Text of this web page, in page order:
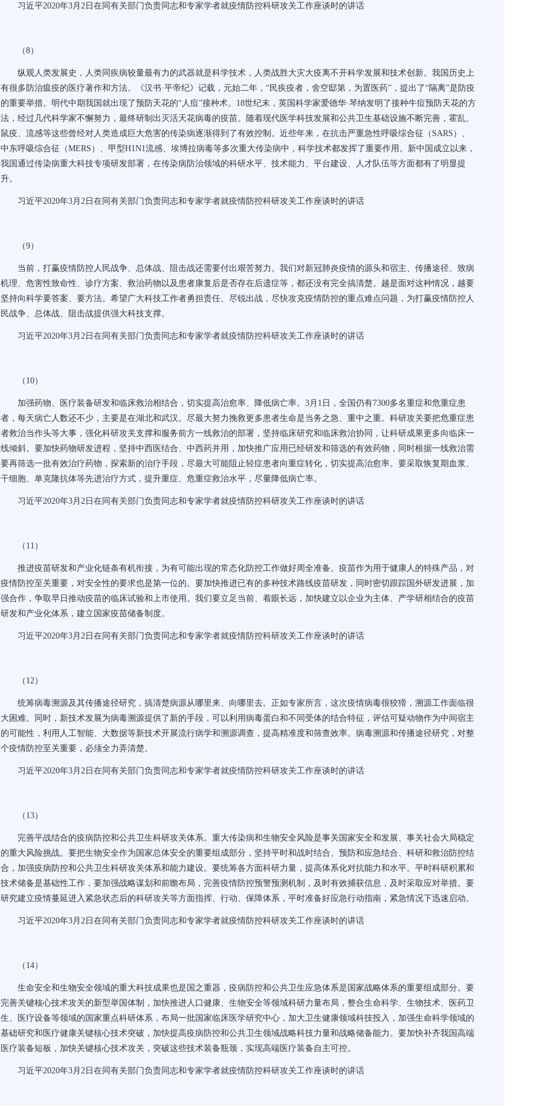
习近平2020年3月2 日在同有关部门负责同志和专家学者就疫情防控科研攻关工作座谈时的讲话
（8）
纵观人类发展史，人类同疾病较量最有力的武器就是科学技术，人类战胜大灾大疫离不开科学发展和技术创新。我国历史上
有很多防治瘟疫的医疗著作和方法。《汉书·平帝纪》记载，元始二年，“民疾疫者，舍空邸第，为置医药” ，提出了“隔离”是防疫
的重要举措。明代中期我国就出现了预防天花的“人痘”接种术。 18世纪末，英国科学家爱德华·琴纳发明了接种牛痘预防天花的方
法，经过几代科学家不懈努力，最终研制出灭活天花病毒的疫苗。随着现代医学科技发展和公共卫生基础设施不断完善，霍乱、
鼠疫、流感等这些曾经对人类造成巨大危害的传染病逐渐得到了有效控制。近些年来，在抗击严重急性呼吸综合征（ SARS ）、
中东呼吸综合征（MERS ）、甲型H1N1流感、埃博拉病毒等多次重大传染病中，科学技术都发挥了重要作用。新中国成立以来，
我国通过传染病重大科技专项研发部署，在传染病防治领域的科研水平、技术能力、平台建设、人才队伍等方面都有了明显提
升。
习近平2020年3月2 日在同有关部门负责同志和专家学者就疫情防控科研攻关工作座谈时的讲话
（9）
当前，打赢疫情防控人民战争、总体战、阻击战还需要付出艰苦努力。我们对新冠肺炎疫情的源头和宿主、传播途径、致病
机理、危害性致命性、诊疗方案、救治药物以及患者康复后是否存在后遗症等，都还没有完全搞清楚。越是面对这种情况，越要
坚持向科学要答案、要方法。希望广大科技工作者勇担责任、尽锐出战，尽快攻克疫情防控的重点难点问题，为打赢疫情防控人
民战争、总体战、阻击战提供强大科技支撑。
习近平2020年3月2 日在同有关部门负责同志和专家学者就疫情防控科研攻关工作座谈时的讲话
（ 10）
加强药物、医疗装备研发和临床救治相结合，切实提高治愈率、降低病亡率。3月 1 日，全国仍有7300多名重症和危重症患
者，每天病亡人数还不少，主要是在湖北和武汉。尽最大努力挽救更多患者生命是当务之急、重中之重。科研攻关要把危重症患
者救治当作头等大事，强化科研攻关支撑和服务前方一线救治的部署，坚持临床研究和临床救治协同，让科研成果更多向临床一
线倾斜。要加快药物研发进程，坚持中西医结合、中西药并用，加快推广应用已经研发和筛选的有效药物，同时根据一线救治需
要再筛选一批有效治疗药物，探索新的治疗手段，尽最大可能阻止轻症患者向重症转化，切实提高治愈率。要采取恢复期血浆、
干细胞、单克隆抗体等先进治疗方式，提升重症、危重症救治水平，尽量降低病亡率。
习近平2020年3月2 日在同有关部门负责同志和专家学者就疫情防控科研攻关工作座谈时的讲话
（ 11 ）
推进疫苗研发和产业化链条有机衔接，为有可能出现的常态化防控工作做好周全准备。疫苗作为用于健康人的特殊产品，对
疫情防控至关重要，对安全性的要求也是第一位的。要加快推进已有的多种技术路线疫苗研发，同时密切跟踪国外研发进展，加
强合作，争取早日推动疫苗的临床试验和上市使用。我们要立足当前、着眼长远，加快建立以企业为主体、产学研相结合的疫苗
研发和产业化体系，建立国家疫苗储备制度。
习近平2020年3月2 日在同有关部门负责同志和专家学者就疫情防控科研攻关工作座谈时的讲话
（ 12）
统筹病毒溯源及其传播途径研究，搞清楚病源从哪里来、向哪里去。正如专家所言，这次疫情病毒很狡猾，溯源工作面临很
大困难。同时，新技术发展为病毒溯源提供了新的手段，可以利用病毒蛋白和不同受体的结合特征，评估可疑动物作为中间宿主
的可能性，利用人工智能、大数据等新技术开展流行病学和溯源调查，提高精准度和筛查效率。病毒溯源和传播途径研究，对整
个疫情防控至关重要，必须全力弄清楚。
习近平2020年3月2 日在同有关部门负责同志和专家学者就疫情防控科研攻关工作座谈时的讲话
（ 13）
完善平战结合的疫病防控和公共卫生科研攻关体系。重大传染病和生物安全风险是事关国家安全和发展、事关社会大局稳定
的重大风险挑战。要把生物安全作为国家总体安全的重要组成部分，坚持平时和战时结合、预防和应急结合、科研和救治防控结
合，加强疫病防控和公共卫生科研攻关体系和能力建设。要统筹各方面科研力量，提高体系化对抗能力和水平。平时科研积累和
技术储备是基础性工作，要加强战略谋划和前瞻布局，完善疫情防控预警预测机制，及时有效捕获信息，及时采取应对举措。要
研究建立疫情蔓延进入紧急状态后的科研攻关等方面指挥、行动、保障体系，平时准备好应急行动指南，紧急情况下迅速启动。
习近平2020年3月2 日在同有关部门负责同志和专家学者就疫情防控科研攻关工作座谈时的讲话
（ 14）
生命安全和生物安全领域的重大科技成果也是国之重器，疫病防控和公共卫生应急体系是国家战略体系的重要组成部分。要
完善关键核心技术攻关的新型举国体制，加快推进人口健康、生物安全等领域科研力量布局，整合生命科学、生物技术、医药卫
生、医疗设备等领域的国家重点科研体系，布局一批国家临床医学研究中心，加大卫生健康领域科技投入，加强生命科学领域的
基础研究和医疗健康关键核心技术突破，加快提高疫病防控和公共卫生领域战略科技力量和战略储备能力。要加快补齐我国高端
医疗装备短板，加快关键核心技术攻关，突破这些技术装备瓶颈，实现高端医疗装备自主可控。
习近平2020年3月2 日在同有关部门负责同志和专家学者就疫情防控科研攻关工作座谈时的讲话